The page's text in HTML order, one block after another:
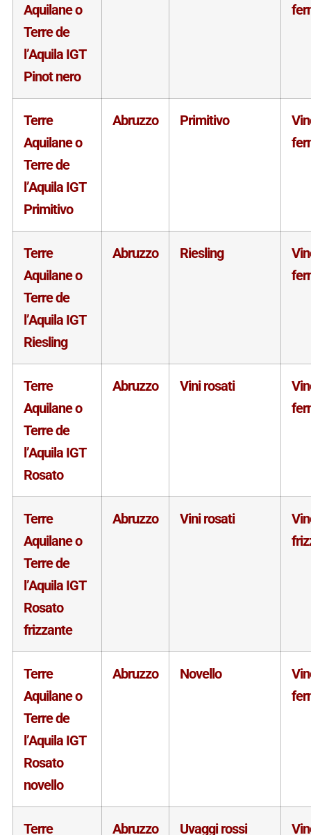
Aquilane o
Terre de
l’Aquila IGT
Pinot nero
Terre
Aquilane o
Terre de
l’Aquila IGT
Primitivo
Abruzzo Primitivo
Terre
Aquilane o
Terre de
l’Aquila IGT
Riesling
Abruzzo Riesling
Terre
Aquilane o
Terre de
l’Aquila IGT
Rosato
Abruzzo Vini rosati
Terre
Aquilane o
Terre de
l’Aquila IGT
Rosato
frizzante
Abruzzo Vini rosati
Terre
Aquilane o
Terre de
l’Aquila IGT
Rosato
novello
Abruzzo Novello
Terre Abruzzo Uvaggi rossi